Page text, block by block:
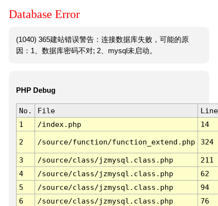
Database Error
(1040) 365建站错误警告：连接数据库失败，可能的原
因：1、数据库密码不对; 2、mysql未启动。
PHP Debug
No. File
Line
1
/index.php 14
2 /source/function/function_extend.php 324
3 /source/class/jzmysql.class.php
211
4
/source/class/jzmysql.class.php
62
5
/source/class/jzmysql.class.php
94
6
/source/class/jzmysql.class.php 76